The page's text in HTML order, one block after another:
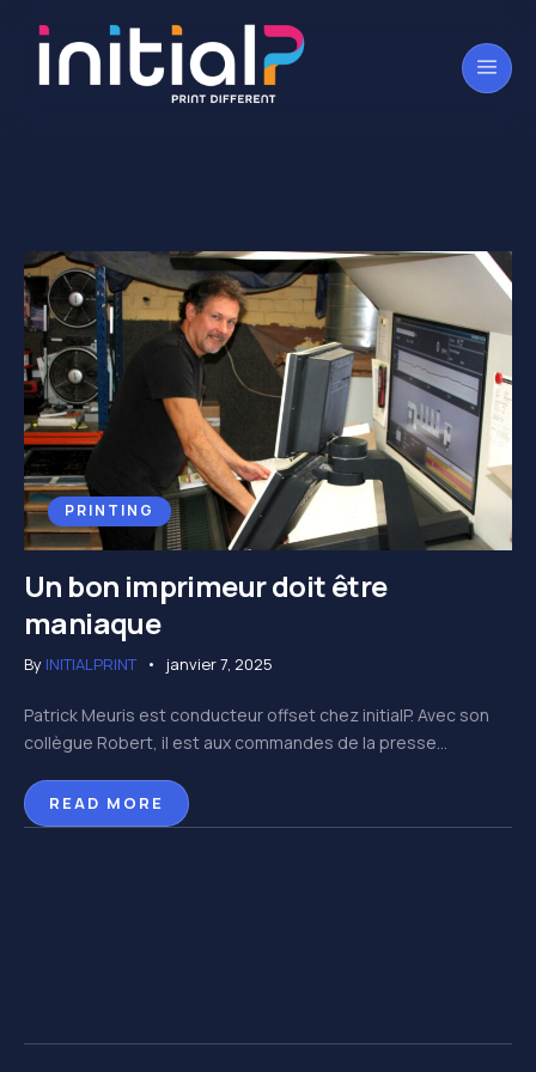
PRINTING
Un bon imprimeur doit être
maniaque
By INITIALPRINT janvier 7, 2025
Patrick Meuris est conducteur offset chez initialP. Avec son
collègue Robert, il est aux commandes de la presse...
READ MORE